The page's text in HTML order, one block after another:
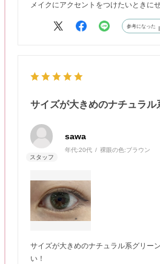
メイクにアクセントをつけたいときに
参考になった
サイズが大きめのナチュラル
sawa
年代:20代 裸眼の色:ブラウン
サイズが大きめのナチュラル系グリー
い！